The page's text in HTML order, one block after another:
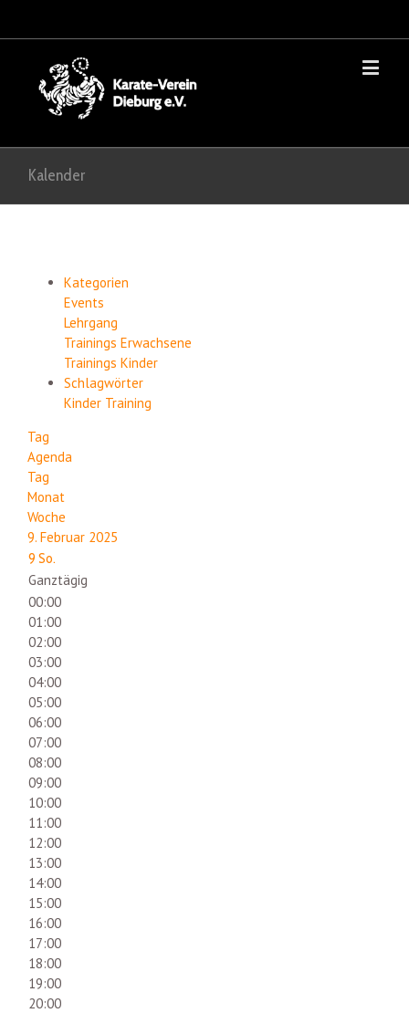
Kalender
Kategorien
Events
Lehrgang
Trainings Erwachsene
Trainings Kinder
Schlagwörter
Kinder Training
Tag
Agenda
Tag
Monat
Woche
9. Februar 2025
9 So.
Ganztägig
00:00
01:00
02:00
03:00
04:00
05:00
06:00
07:00
08:00
09:00
10:00
11:00
12:00
13:00
14:00
15:00
16:00
17:00
18:00
19:00
20:00